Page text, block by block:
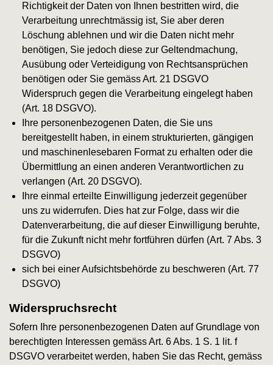
Richtigkeit der Daten von Ihnen bestritten wird, die
Verarbeitung unrechtmässig ist, Sie aber deren
Löschung ablehnen und wir die Daten nicht mehr
benötigen, Sie jedoch diese zur Geltendmachung,
Ausübung oder Verteidigung von Rechtsansprüchen
benötigen oder Sie gemäss Art. 21 DSGVO
Widerspruch gegen die Verarbeitung eingelegt haben
(Art. 18 DSGVO).
Ihre personenbezogenen Daten, die Sie uns
bereitgestellt haben, in einem strukturierten, gängigen
und maschinenlesebaren Format zu erhalten oder die
Übermittlung an einen anderen Verantwortlichen zu
verlangen (Art. 20 DSGVO).
Ihre einmal erteilte Einwilligung jederzeit gegenüber
uns zu widerrufen. Dies hat zur Folge, dass wir die
Datenverarbeitung, die auf dieser Einwilligung beruhte,
für die Zukunft nicht mehr fortführen dürfen (Art. 7 Abs. 3
DSGVO)
sich bei einer Aufsichtsbehörde zu beschweren (Art. 77
DSGVO)
Widerspruchsrecht
Sofern Ihre personenbezogenen Daten auf Grundlage von
berechtigten Interessen gemäss Art. 6 Abs. 1 S. 1 lit. f
DSGVO verarbeitet werden, haben Sie das Recht, gemäss